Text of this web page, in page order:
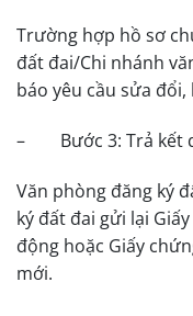
Trường hợp hồ sơ
đất đai/Chi nhánh
báo yêu cầu sửa
– Bước 3: Trả kết
Văn phòng đăng ký
ký đất đai gửi lại
động hoặc Giấy
mới.